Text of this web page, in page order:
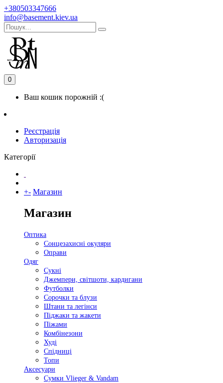
+380503347666
info@basement.kiev.ua
0
Ваш кошик порожній :(
Реєстрація
Авторизація
Категорії
+- Магазин
Магазин
Оптика
Сонцезахисні окуляри
Оправи
Одяг
Сукні
Джемпери, світшоти, кардигани
Футболки
Сорочки та блузи
Штани та легінси
Піджаки та жакети
Піжами
Комбінезони
Худі
Спідниці
Топи
Аксесуари
Сумки Vlieger & Vandam